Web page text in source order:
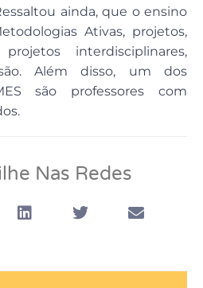
ainda, que o ensino
Ativas, projetos,
interdisciplinares,
Além disso, um dos
são professores com
Nas Redes